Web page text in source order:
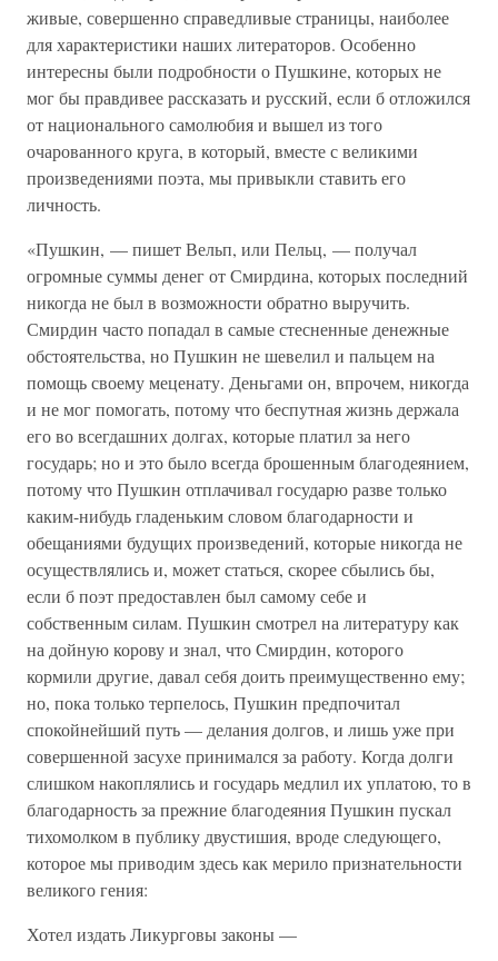
живые, совершенно справедливые страницы, наиболее
для характеристики наших литераторов. Особенно
интересны были подробности о Пушкине, которых не
мог бы правдивее рассказать и русский, если б отложился
от национального самолюбия и вышел из того
очарованного круга, в который, вместе с великими
произведениями поэта, мы привыкли ставить его
личность.
«Пушкин, — пишет Вельп, или Пельц, — получал
огромные суммы денег от Смирдина, которых последний
никогда не был в возможности обратно выручить.
Смирдин часто попадал в самые стесненные денежные
обстоятельства, но Пушкин не шевелил и пальцем на
помощь своему меценату. Деньгами он, впрочем, никогда
и не мог помогать, потому что беспутная жизнь держала
его во всегдашних долгах, которые платил за него
государь; но и это было всегда брошенным благодеянием,
потому что Пушкин отплачивал государю разве только
каким-нибудь гладеньким словом благодарности и
обещаниями будущих произведений, которые никогда не
осуществлялись и, может статься, скорее сбылись бы,
если б поэт предоставлен был самому себе и
собственным силам. Пушкин смотрел на литературу как
на дойную корову и знал, что Смирдин, которого
кормили другие, давал себя доить преимущественно ему;
но, пока только терпелось, Пушкин предпочитал
спокойнейший путь — делания долгов, и лишь уже при
совершенной засухе принимался за работу. Когда долги
слишком накоплялись и государь медлил их уплатою, то в
благодарность за прежние благодеяния Пушкин пускал
тихомолком в публику двустишия, вроде следующего,
которое мы приводим здесь как мерило признательности
великого гения:
Хотел издать Ликурговы законы —